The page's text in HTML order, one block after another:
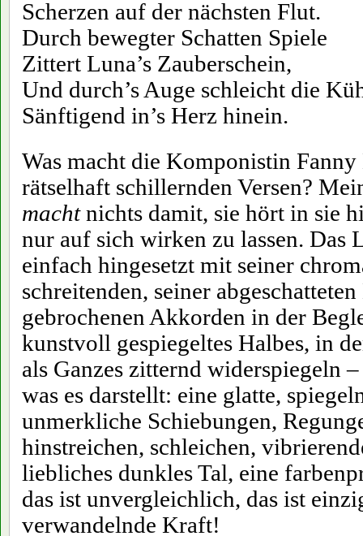
Scherzen auf der nächsten Flut.
Durch bewegter Schatten Spiele
Zittert Luna’s Zauberschein,
Und durch’s Auge schleicht die
Sänftigend in’s Herz hinein.
Was macht die Komponistin
rätselhaft schillernden Versen?
machtnichts damit, sie hört in sie
nur auf sich wirken zu lassen. Das
einfach hingesetzt mit seiner
schreitenden, seiner
gebrochenen Akkorden in der
kunstvoll gespiegeltes Halbes, in
als Ganzes zitternd widerspiegeln
was es darstellt: eine glatte,
unmerkliche Schiebungen,
hinstreichen, schleichen,
liebliches dunkles Tal, eine
das ist unvergleichlich, das ist
verwandelnde Kraft!